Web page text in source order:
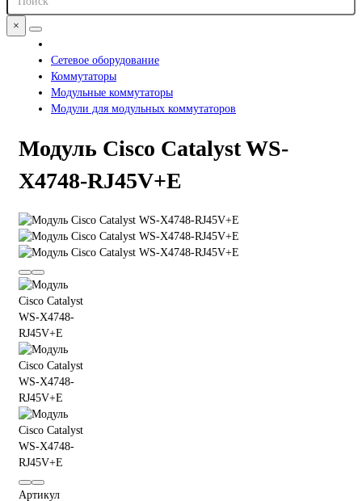
×
Сетевое оборудование
Коммутаторы
Модульные коммутаторы
Модули для модульных коммутаторов
Модуль Cisco Catalyst WS-
X4748-RJ45V+E
Артикул